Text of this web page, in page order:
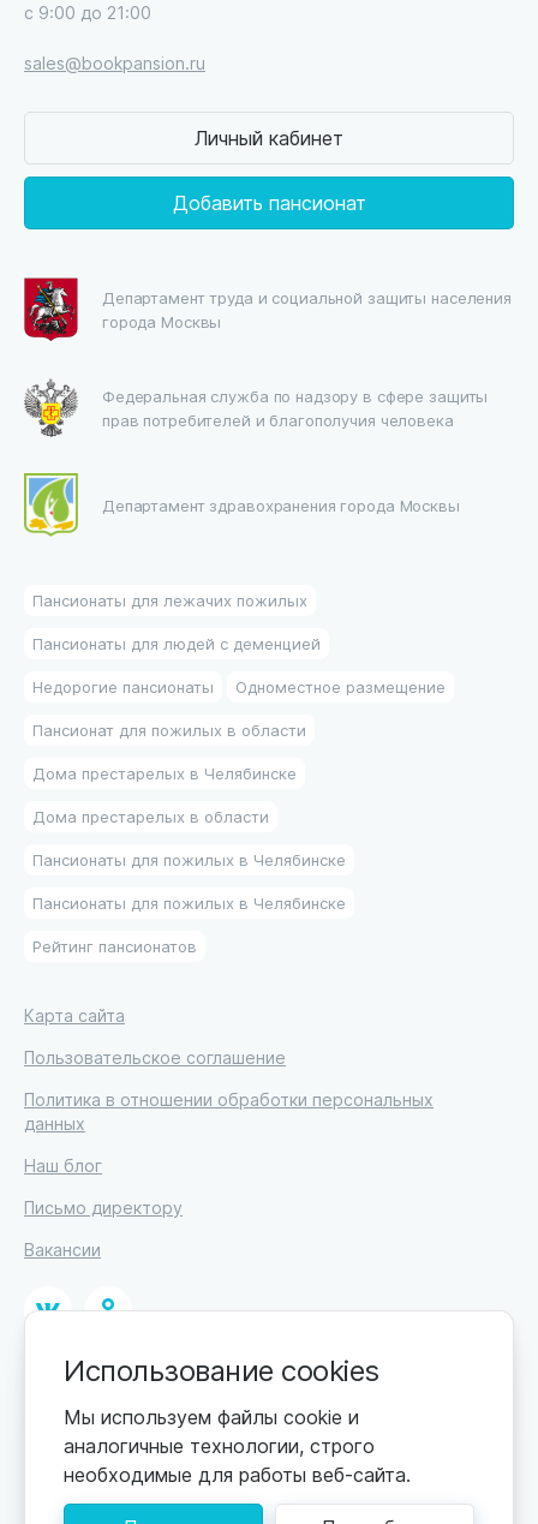
с 9:00 до 21:00
sales@bookpansion.ru
Личный кабинет
Добавить пансионат
Департамент труда и социальной защиты населения
города Москвы
Федеральная служба по надзору в сфере защиты
прав потребителей и благополучия человека
Департамент здравохранения города Москвы
Пансионаты для лежачих пожилых
Пансионаты для людей с деменцией
Недорогие пансионаты Одноместное размещение
Пансионат для пожилых в области
Дома престарелых в Челябинске
Дома престарелых в области
Пансионаты для пожилых в Челябинске
Пансионаты для пожилых в Челябинске
Рейтинг пансионатов
Карта сайта
Пользовательское соглашение
Политика в отношении обработки персональных
данных
Наш блог
Письмо директору
Вакансии
© 2026
ИП Высоцкий Дмитрий Петрович, ИНН 233610721148
Цены обновляются по мере поступления новой
информации. Точную стоимость уточняйте у
пансионата. Информация, предоставленная на сайте,
Использование cookies
Мы используем файлы cookie и
аналогичные технологии, строго
необходимые для работы веб-сайта.